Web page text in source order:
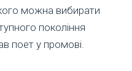
можна вибирати
покоління
поет у промові.